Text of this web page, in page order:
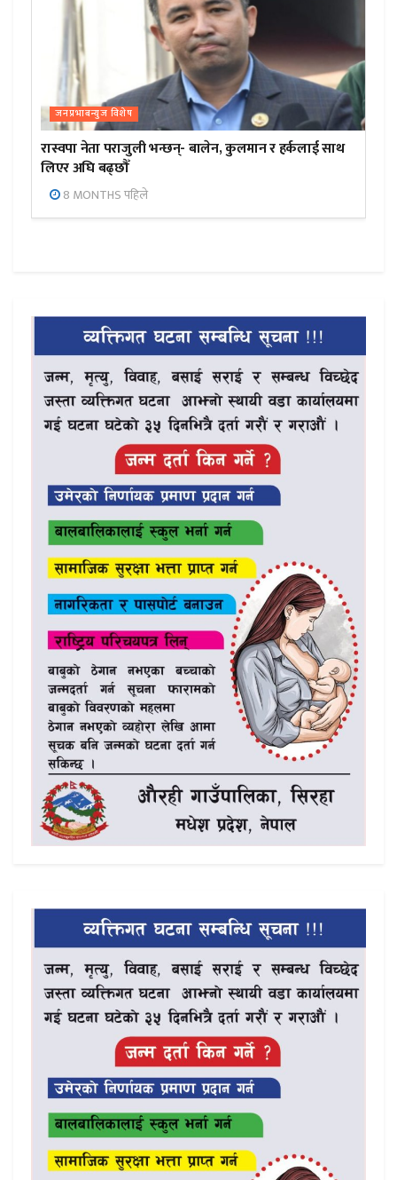
जनप्रभाबन्युज विशेष
रास्वपा नेता पराजुली भन्छन्- बालेन, कुलमान र हर्कलाई साथ
लिएर अघि बढ्छौँ
8 MONTHS पहिले